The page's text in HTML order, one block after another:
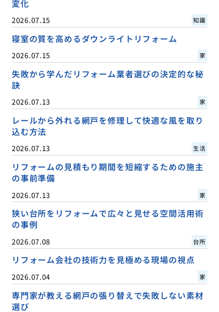
変化
2026.07.15 知識
寝室の質を高めるダウンライトリフォーム
2026.07.15 家
失敗から学んだリフォーム業者選びの決定的な秘
訣
2026.07.13 家
レールから外れる網戸を修理して快適な風を取り
込む方法
2026.07.13 生活
リフォームの見積もり期間を短縮するための施主
の事前準備
2026.07.13 家
狭い台所をリフォームで広々と見せる空間活用術
の事例
2026.07.08 台所
リフォーム会社の技術力を見極める現場の視点
2026.07.04 家
専門家が教える網戸の張り替えで失敗しない素材
選び